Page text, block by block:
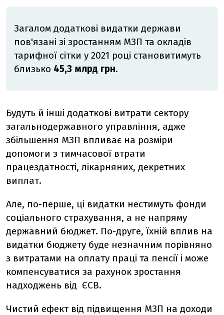
Загалом додаткові видатки держави
пов'язані зі зростанням МЗП та окладів
тарифної сітки у 2021 році становитимуть
близько 45,3 млрд грн.
Будуть й інші додаткові витрати сектору
загальнодержавного управління, адже
збільшення МЗП впливає на розміри
допомоги з тимчасової втрати
працездатності, лікарняних, декретних
виплат.
Але, по-перше, ці видатки нестимуть фонди
соціального страхування, а не напряму
державний бюджет. По-друге, їхній вплив на
видатки бюджету буде незначним порівняно
з витратами на оплату праці та пенсії і може
компенсуватися за рахунок зростання
надходжень від ЄСВ.
Чистий ефект від підвищення МЗП на доходи